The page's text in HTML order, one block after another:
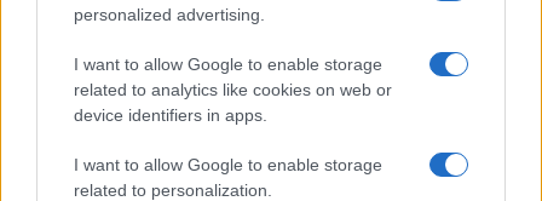
personalized advertising.
I want to allow Google to enable storage
related to analytics like cookies on web or
device identifiers in apps.
I want to allow Google to enable storage
related to personalization.
Διαβάστε περισσότερα